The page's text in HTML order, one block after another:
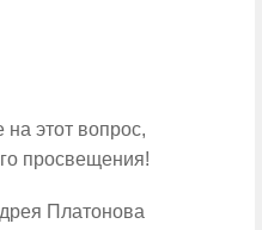
этот вопрос,
просвещения!
Платонова